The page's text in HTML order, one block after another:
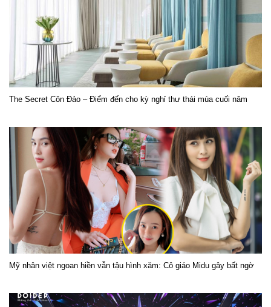
The Secret Côn Đảo – Điểm đến cho kỳ nghỉ thư thái mùa cuối năm
Mỹ nhân việt ngoan hiền vẫn tậu hình xăm: Cô giáo Midu gây bất ngờ